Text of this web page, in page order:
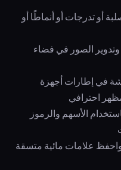
أو تدرجات أو أنماطًا أو
الصور في فضاء
في إطارات أجهزة
احترافي
الأسهم والرموز
علامات مائية متسقة